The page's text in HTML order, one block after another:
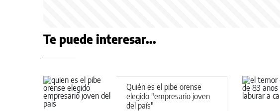
Te puede interesar...
Quién es el pibe orense
elegido "empresario joven
del país"